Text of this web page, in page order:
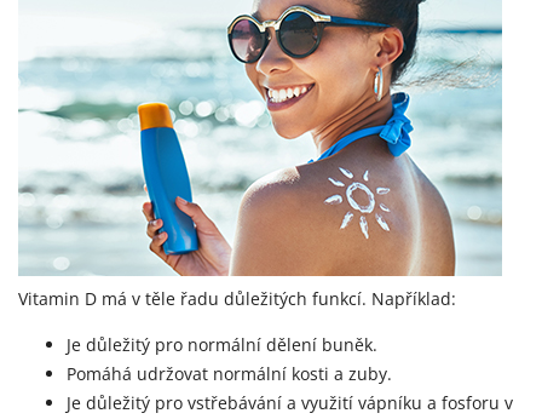
Vitamin D má v těle řadu důležitých funkcí. Například:
Je důležitý pro normální dělení buněk.
Pomáhá udržovat normální kosti a zuby.
Je důležitý pro vstřebávání a využití vápníku a fosforu v